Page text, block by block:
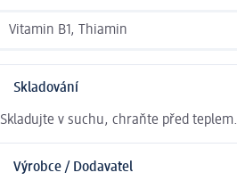
Vitamin B1, Thiamin
Skladování
Skladujte v suchu, chraňte před teplem.
Výrobce / Dodavatel